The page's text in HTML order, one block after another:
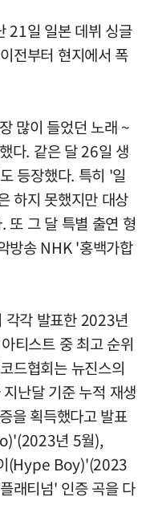
21일 일본 데뷔 싱글
전부터 현지에서 폭
많이 들었던 노래 ~
다. 같은 달 26일 생
등장했다. 특히 '일
하지 못했지만 대상
또 그 달 특별 출연 형
방송 NHK '홍백가합
각각 발표한 2023년
티스트 중 최고 순위
드협회는 뉴진스의
난달 기준 누적 재생
을 획득했다고 발표
년 5월),
(Hype Boy)'(2023
래티넘' 인증 곡을 다